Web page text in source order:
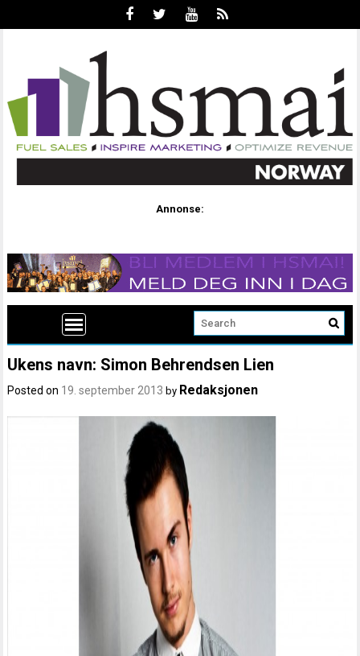
Annonse:
Ukens navn: Simon Behrendsen Lien
Posted on 19. september 2013 by Redaksjonen